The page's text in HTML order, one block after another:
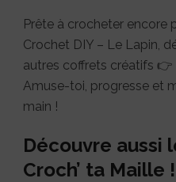
Prête à crocheter encore
Crochet DIY – Le Lapin,
autres coffrets créatifs 👉
Amuse-toi, progresse et
main !
Découvre aussi
Croch’ ta Maille !